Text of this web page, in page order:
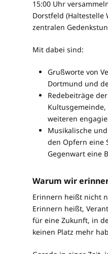
15:00 Uhr
Dorstfeld (Haltestelle
zentralen
Mit dabei sind:
Grußworte von
Dortmund und
Redebeiträge
weiteren
Musikalische
den Opfern eine
Gegenwart eine
Warum wir
Erinnern heißt nicht
Erinnern heißt,
für eine Zukunft, in
keinen Platz mehr